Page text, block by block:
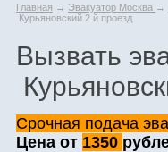
Главная → Эвакуатор Москва →
Курьяновский 2 й проезд
Вызвать
Срочная подача
Цена от 1350